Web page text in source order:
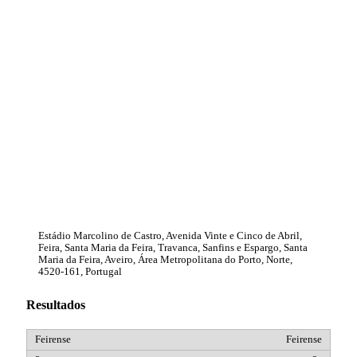
Estádio Marcolino de Castro, Avenida Vinte e Cinco de Abril,
Feira, Santa Maria da Feira, Travanca, Sanfins e Espargo, Santa
Maria da Feira, Aveiro, Área Metropolitana do Porto, Norte,
4520-161, Portugal
Resultados
Feirense